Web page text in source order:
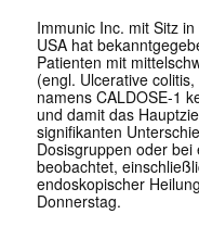
Immunic Inc. mit Sitz
USA hat
Patienten mit
(engl. Ulcerative
namens CALDOSE-1
und damit das
signifikanten
Dosisgruppen oder
beobachtet,
endoskopischer
Donnerstag.